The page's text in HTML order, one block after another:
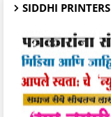
SIDDHI PRINTERS